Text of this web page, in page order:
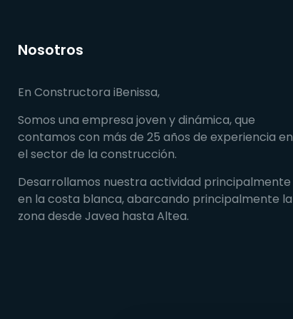
Nosotros
En Constructora iBenissa,
Somos una empresa joven y dinámica, que
contamos con más de 25 años de experiencia en
el sector de la construcción.
Desarrollamos nuestra actividad principalmente
en la costa blanca, abarcando principalmente la
zona desde Javea hasta Altea.